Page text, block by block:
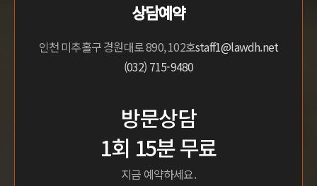
상담예약
인천 미추홀구 경원대로 890, 102호staff1@lawdh.net
(032) 715-9480
방문상담
1회 15분 무료
지금 예약하세요.